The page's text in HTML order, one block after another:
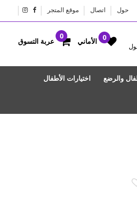
حول اتصال موقع المتجر
والرضع اختيارات الأطفال
الأماني عربة التسوق